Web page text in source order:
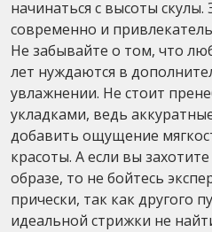
начинаться с высоты скулы.
современно и
Не забывайте о том, что
лет нуждаются в
увлажнении. Не стоит
укладками, ведь
добавить ощущение
красоты. А если вы
образе, то не бойтесь
прически, так как другого
идеальной стрижки не